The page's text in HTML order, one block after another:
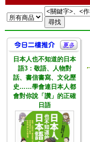
日本人也不知道的日本
語3：敬語、人物對
話、書信書寫、文化歷
史……學會連日本人都
會對你說「讚」的正確
日語